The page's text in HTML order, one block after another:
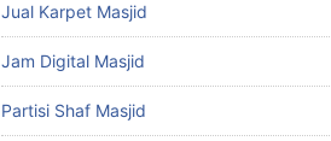
Jual Karpet Masjid
Jam Digital Masjid
Partisi Shaf Masjid